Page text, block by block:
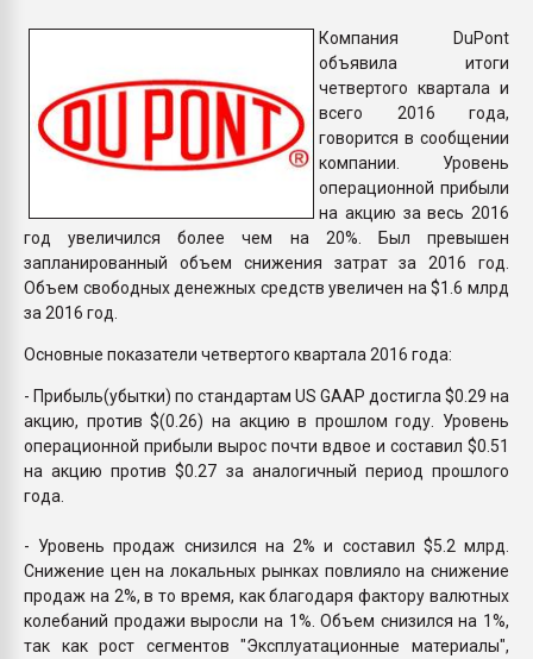
бутылок
ПЕРЕЙТИ НА
Компания DuPont
объявила итоги
четвертого квартала и
всего 2016 года,
говорится в сообщении
компании. Уровень
операционной прибыли
на акцию за весь 2016
год увеличился более чем на 20%. Был превышен
запланированный объем снижения затрат за 2016 год.
Объем свободных денежных средств увеличен на $1.6 млрд
за 2016 год.
Основные показатели четвертого квартала 2016 года:
- Прибыль(убытки) по стандартам US GAAP достигла $0.29 на
акцию, против $(0.26) на акцию в прошлом году. Уровень
операционной прибыли вырос почти вдвое и составил $0.51
на акцию против $0.27 за аналогичный период прошлого
года.
- Уровень продаж снизился на 2% и составил $5.2 млрд.
Снижение цен на локальных рынках повлияло на снижение
продаж на 2%, в то время, как благодаря фактору валютных
колебаний продажи выросли на 1%. Объем снизился на 1%,
так как рост сегментов "Эксплуатационные материалы",